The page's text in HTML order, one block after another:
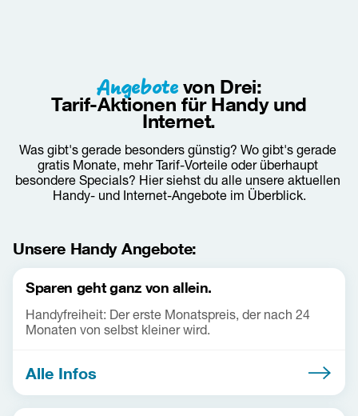
Angebote von Drei:
Tarif-Aktionen für Handy und
Internet.
Was gibt's gerade besonders günstig? Wo gibt's gerade
gratis Monate, mehr Tarif-Vorteile oder überhaupt
besondere Specials? Hier siehst du alle unsere aktuellen
Handy- und Internet-Angebote im Überblick.
Unsere Handy Angebote:
Sparen geht ganz von allein.
Handyfreiheit: Der erste Monatspreis, der nach 24
Monaten von selbst kleiner wird.
Alle Infos